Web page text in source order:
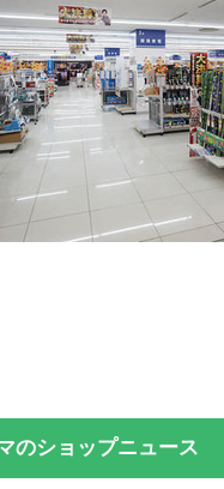
のショップニュース